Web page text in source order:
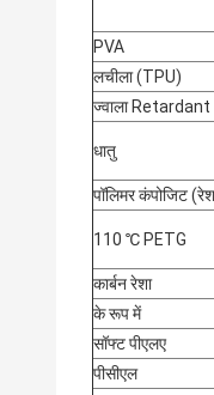
PVA
लचीला (TPU)
ज्वाला Retardant
धातु
पॉलिमर कंपोजिट
110 ℃ PETG
कार्बन रेशा
के रूप में
सॉफ्ट पीएलए
पीसीएल